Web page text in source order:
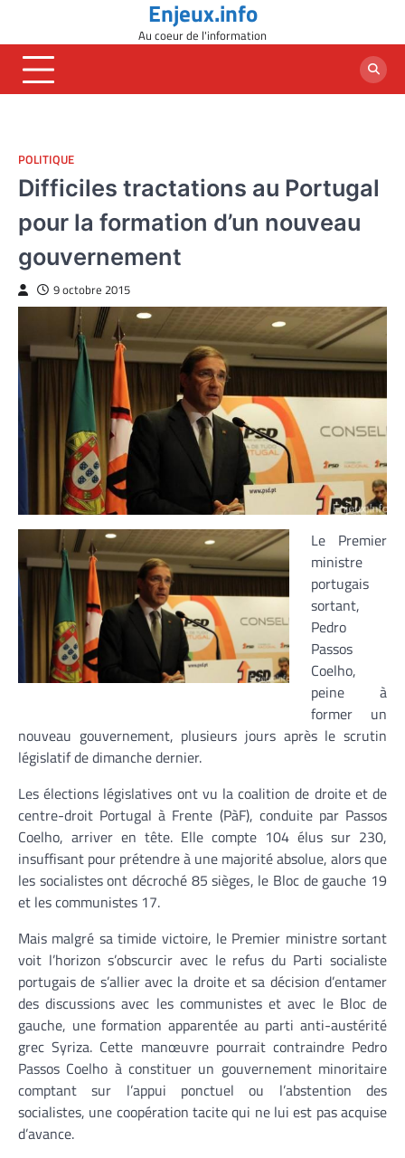
content
Enjeux.info
Au coeur de l'information
POLITIQUE
Difficiles tractations au Portugal
pour la formation d’un nouveau
gouvernement
9 octobre 2015
Le Premier
ministre
portugais
sortant,
Pedro
Passos
Coelho,
peine à
former un
nouveau gouvernement, plusieurs jours après le scrutin
législatif de dimanche dernier.
Les élections législatives ont vu la coalition de droite et de
centre-droit Portugal à Frente (PàF), conduite par Passos
Coelho, arriver en tête. Elle compte 104 élus sur 230,
insuffisant pour prétendre à une majorité absolue, alors que
les socialistes ont décroché 85 sièges, le Bloc de gauche 19
et les communistes 17.
Mais malgré sa timide victoire, le Premier ministre sortant
voit l’horizon s’obscurcir avec le refus du Parti socialiste
portugais de s’allier avec la droite et sa décision d’entamer
des discussions avec les communistes et avec le Bloc de
gauche, une formation apparentée au parti anti-austérité
grec Syriza. Cette manœuvre pourrait contraindre Pedro
Passos Coelho à constituer un gouvernement minoritaire
comptant sur l’appui ponctuel ou l’abstention des
socialistes, une coopération tacite qui ne lui est pas acquise
d’avance.